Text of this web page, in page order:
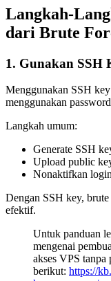
Langkah-
dari Brute
1. Gunakan SSH
Menggunakan SSH
menggunakan
Langkah umum:
Generate SSH
Upload public
Nonaktifkan
Dengan SSH key,
efektif.
Untuk panduan
mengenai
akses VPS
berikut: https://